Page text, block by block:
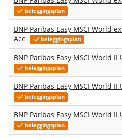
beleggingsplan
BNP Paribas Easy MSCI World ex
Acc
beleggingsplan
BNP Paribas Easy MSCI World II
beleggingsplan
BNP Paribas Easy MSCI World II
beleggingsplan
BNP Paribas Easy MSCI World II
beleggingsplan